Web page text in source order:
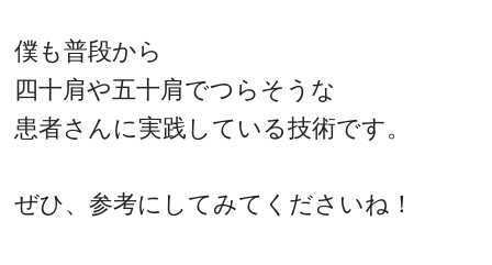
僕も普段から
四十肩や五十肩でつらそうな
患者さんに実践している技術です。
ぜひ、参考にしてみてくださいね！